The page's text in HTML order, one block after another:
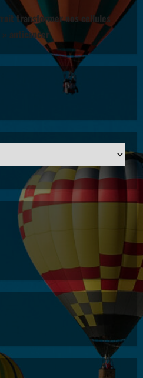
transformer nos cellules
anticancer